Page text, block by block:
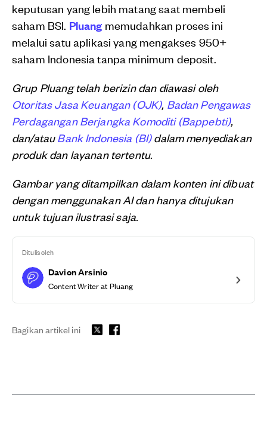
keputusan yang lebih matang saat membeli
saham BSI. Pluang memudahkan proses ini
melalui satu aplikasi yang mengakses 950+
saham Indonesia tanpa minimum deposit.
Grup Pluang telah berizin dan diawasi oleh
Otoritas Jasa Keuangan (OJK), Badan Pengawas
Perdagangan Berjangka Komoditi (Bappebti),
dan/atauBank Indonesia (BI)dalam menyediakan
produk dan layanan tertentu.
Gambar yang ditampilkan dalam konten ini dibuat
dengan menggunakan AI dan hanya ditujukan
untuk tujuan ilustrasi saja.
Ditulis oleh
Davion Arsinio
Content Writer at Pluang
Bagikan artikel ini